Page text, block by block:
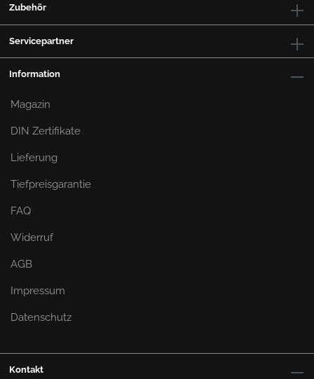
Zubehör
Servicepartner
Information
Magazin
DIN Zertifikate
Lieferung
Tiefpreisgarantie
FAQ
Widerruf
AGB
Impressum
Datenschutz
Kontakt